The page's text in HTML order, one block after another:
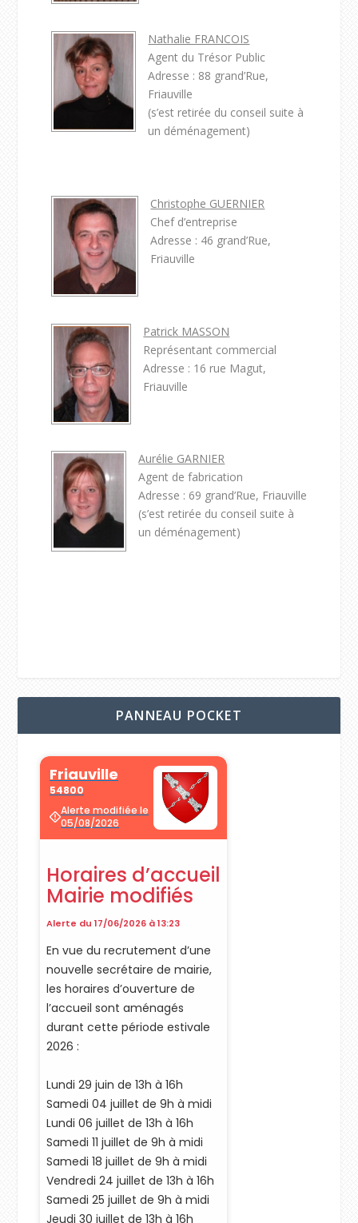
Nathalie FRANCOIS
Agent du Trésor Public
Adresse : 88 grand’Rue,
Friauville
(s’est retirée du conseil suite à
un déménagement)
Christophe GUERNIER
Chef d’entreprise
Adresse : 46 grand’Rue,
Friauville
Patrick MASSON
Représentant commercial
Adresse : 16 rue Magut,
Friauville
Aurélie GARNIER
Agent de fabrication
Adresse : 69 grand’Rue, Friauville
(s’est retirée du conseil suite à
un déménagement)
PANNEAU POCKET